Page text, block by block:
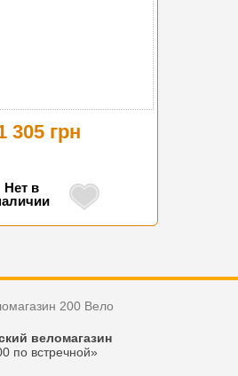
305 грн
Нет в
веломагазин
по встречной»